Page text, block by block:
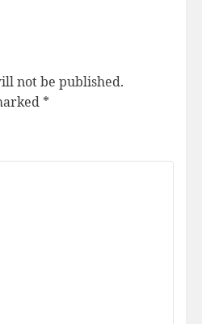
not be published.
*